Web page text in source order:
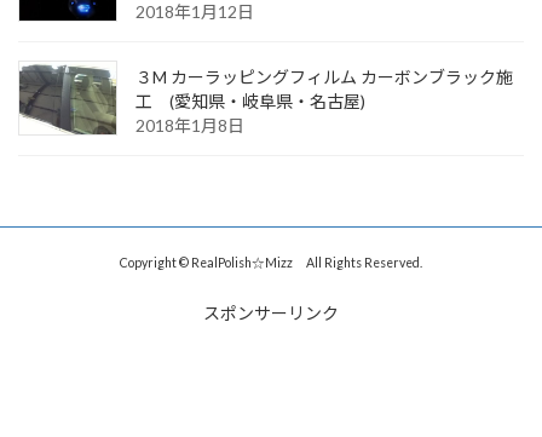
2018年1月12日
３M カーラッピングフィルム カーボンブラック施
工 (愛知県・岐阜県・名古屋)
2018年1月8日
Copyright © RealPolish☆Mizz All Rights Reserved.
スポンサーリンク